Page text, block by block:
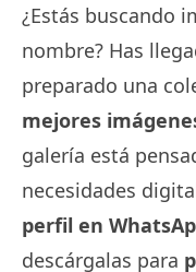
¿Estás buscando
nombre? Has
preparado una
mejores
galería está
necesidades
perfil en
descárgalas para